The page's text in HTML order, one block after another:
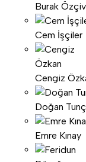
Burak
Cem İşçiler
Cengiz
Doğan
Emre Kınay